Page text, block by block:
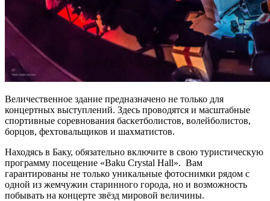
Величественное здание предназначено не только для
концертных выступлений. Здесь проводятся и масштабные
спортивные соревнования баскетболистов, волейболистов,
борцов, фехтовальщиков и шахматистов.
Находясь в Баку, обязательно включите в свою туристическую
программу посещение «Baku Crystal Hall». Вам
гарантированы не только уникальные фотоснимки рядом с
одной из жемчужин старинного города, но и возможность
побывать на концерте звёзд мировой величины.